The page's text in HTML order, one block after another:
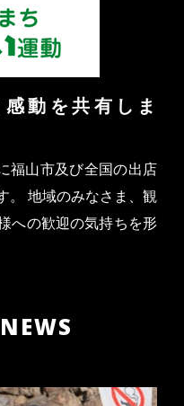
動を共有しま
福山市及び全国の出店
。 地域のみなさま、観
への歓迎の気持ちを形